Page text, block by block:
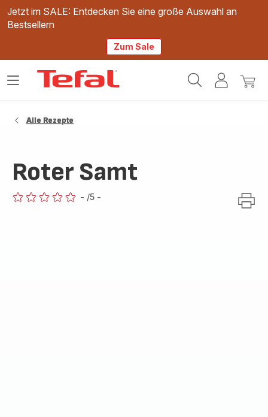
Jetzt im SALE: Entdecken Sie eine große Auswahl an
Bestsellern
Zum Sale
Mein
Mein
Das
Alle Rezepte
Roter Samt
- /5 -